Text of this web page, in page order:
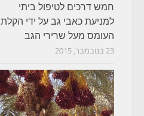
חמש דרכים לטיפול ביתי
למניעת כאבי גב על ידי הקלת
העומס מעל שרירי הגב
23 בנובמבר, 2015